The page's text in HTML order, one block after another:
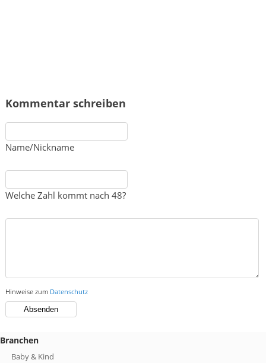
Kommentar schreiben
Name/Nickname
Welche Zahl kommt nach 48?
Hinweise zum Datenschutz
Branchen
Baby & Kind